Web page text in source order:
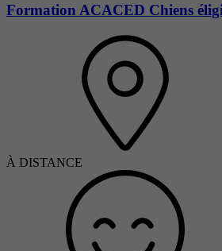
Formation ACACED Chiens
À DISTANCE